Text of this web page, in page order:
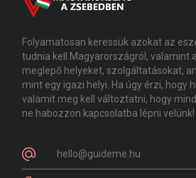
Folyamatosan keressük azokat az
tudnia kell Magyarországról, valamint
meglepő helyeket, szolgáltatásokat,
mint egy igazi helyi. Ha úgy érzi, hogy
valamit meg kell változtatni, hogy
ne habozzon kapcsolatba lépni velünk!
hello@guideme.hu